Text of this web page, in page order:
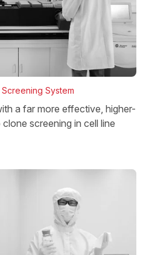
System
a far more effective, higher-
screening in cell line